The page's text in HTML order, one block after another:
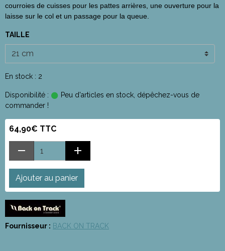
courroies de cuisses pour les pattes arrières, une ouverture pour la
laisse sur le col et un passage pour la queue.
TAILLE
En stock : 2
Disponibilité :
Peu d'articles en stock, dépêchez-vous de
commander !
64,90€ TTC
Ajouter au panier
Fournisseur : BACK ON TRACK